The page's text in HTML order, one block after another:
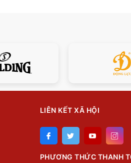
LIÊN KẾT XÃ HỘI
PHƯƠNG THỨC THANH